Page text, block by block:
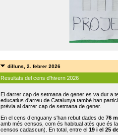
dilluns, 2. febrer 2026
Resultats del cens d'hivern 2026
El darrer cap de setmana de gener es va dur a
educatius d’arreu de Catalunya també han
prèvia al darrer cap de setmana de gener.
En el cens d’enguany s'han rebut dades de 76
amb més censos, com és habitual atès que és
censos cadascun). En total, entre el 19 i el 25